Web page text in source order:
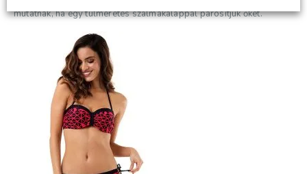
mutatnak, ha egy túlméretes szalmakalappal párosítjuk őket.